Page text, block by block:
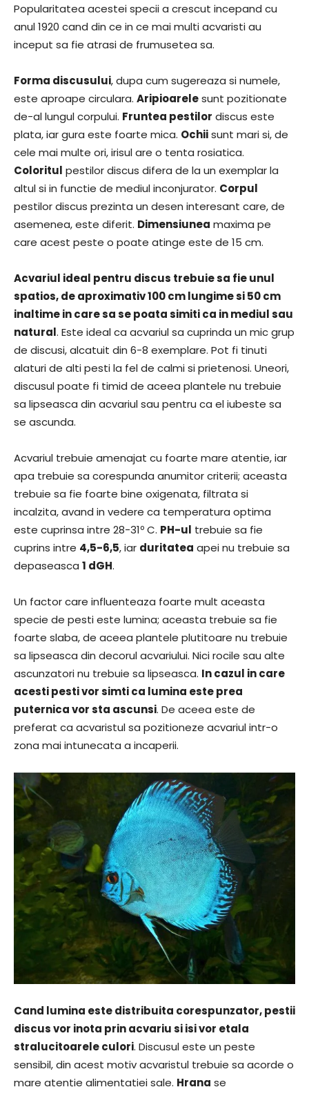
Popularitatea acestei specii a crescut incepand cu
anul 1920 cand din ce in ce mai multi acvaristi au
inceput sa fie atrasi de frumusetea sa.
Forma discusului, dupa cum sugereaza si numele,
este aproape circulara. Aripioarelesunt pozitionate
de-al lungul corpului. Fruntea pestilor discus este
plata, iar gura este foarte mica. Ochiisunt mari si, de
cele mai multe ori, irisul are o tenta rosiatica.
Coloritul pestilor discus difera de la un exemplar la
altul si in functie de mediul inconjurator. Corpul
pestilor discus prezinta un desen interesant care, de
asemenea, este diferit. Dimensiunea maxima pe
care acest peste o poate atinge este de 15 cm.
Acvariul ideal pentru discus trebuie sa fie unul
spatios, de aproximativ 100 cm lungime si 50 cm
inaltime in care sa se poata simiti ca in mediul sau
natural. Este ideal ca acvariul sa cuprinda un mic grup
de discusi, alcatuit din 6-8 exemplare. Pot fi tinuti
alaturi de alti pesti la fel de calmi si prietenosi. Uneori,
discusul poate fi timid de aceea plantele nu trebuie
sa lipseasca din acvariul sau pentru ca el iubeste sa
se ascunda.
Acvariul trebuie amenajat cu foarte mare atentie, iar
apa trebuie sa corespunda anumitor criterii; aceasta
trebuie sa fie foarte bine oxigenata, filtrata si
incalzita, avand in vedere ca temperatura optima
este cuprinsa intre 28-31º C. PH-ul trebuie sa fie
cuprins intre 4,5-6,5, iar duritatea apei nu trebuie sa
depaseasca 1 dGH.
Un factor care influenteaza foarte mult aceasta
specie de pesti este lumina; aceasta trebuie sa fie
foarte slaba, de aceea plantele plutitoare nu trebuie
sa lipseasca din decorul acvariului. Nici rocile sau alte
ascunzatori nu trebuie sa lipseasca. In cazul in care
acesti pesti vor simti ca lumina este prea
puternica vor sta ascunsi. De aceea este de
preferat ca acvaristul sa pozitioneze acvariul intr-o
zona mai intunecata a incaperii.
Cand lumina este distribuita corespunzator, pestii
discus vor inota prin acvariu si isi vor etala
stralucitoarele culori. Discusul este un peste
sensibil, din acest motiv acvaristul trebuie sa acorde o
mare atentie alimentatiei sale. Hrana se